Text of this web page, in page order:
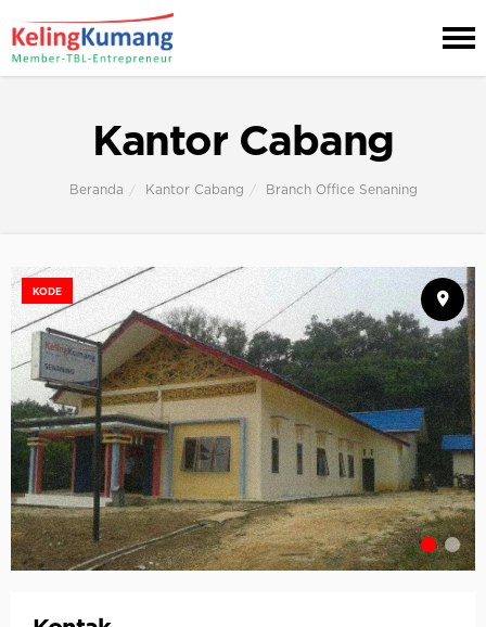
Kantor Cabang
Beranda Kantor Cabang Branch Office Senaning
KODE